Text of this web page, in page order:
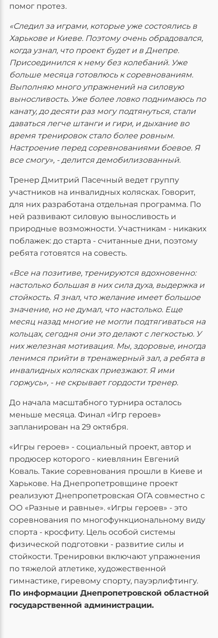
помог протез.
«Следил за играми, которые уже состоялись в
Харькове и Киеве. Поэтому очень обрадовался,
когда узнал, что проект будет и в Днепре.
Присоединился к нему без колебаний. Уже
больше месяца готовлюсь к соревнованиям.
Выполняю много упражнений на силовую
выносливость. Уже более ловко поднимаюсь по
канату, до десяти раз могу подтянуться, стали
даваться легче штанги и гири, и дыхание во
время тренировок стало более ровным.
Настроение перед соревнованиями боевое. Я
все смогу», - делится демобилизованный.
Тренер Дмитрий Пасечный ведет группу
участников на инвалидных колясках. Говорит,
для них разработана отдельная программа. По
ней развивают силовую выносливость и
природные возможности. Участникам - никаких
поблажек: до старта - считанные дни, поэтому
ребята готовятся на совесть.
«Все на позитиве, тренируются вдохновенно:
настолько большая в них сила духа, выдержка и
стойкость. Я знал, что желание имеет большое
значение, но не думал, что настолько. Еще
месяц назад многие не могли подтягиваться на
кольцах, сегодня они это делают с легкостью. У
них железная мотивация. Мы, здоровые, иногда
ленимся прийти в тренажерный зал, а ребята в
инвалидных колясках приезжают. Я ими
горжусь», - не скрывает гордости тренер.
До начала масштабного турнира осталось
меньше месяца. Финал «Игр героев»
запланирован на 29 октября.
«Игры героев» - социальный проект, автор и
продюсер которого - киевлянин Евгений
Коваль. Такие соревнования прошли в Киеве и
Харькове. На Днепропетровщине проект
реализуют Днепропетровская ОГА совместно с
ОО «Разные и равные». «Игры героев» - это
соревнования по многофункциональному виду
спорта - кросфиту. Цель особой системы
физической подготовки - развитие силы и
стойкости. Тренировки включают упражнения
по тяжелой атлетике, художественной
гимнастике, гиревому спорту, пауэрлифтингу.
По информации Днепропетровской областной
государственной администрации.